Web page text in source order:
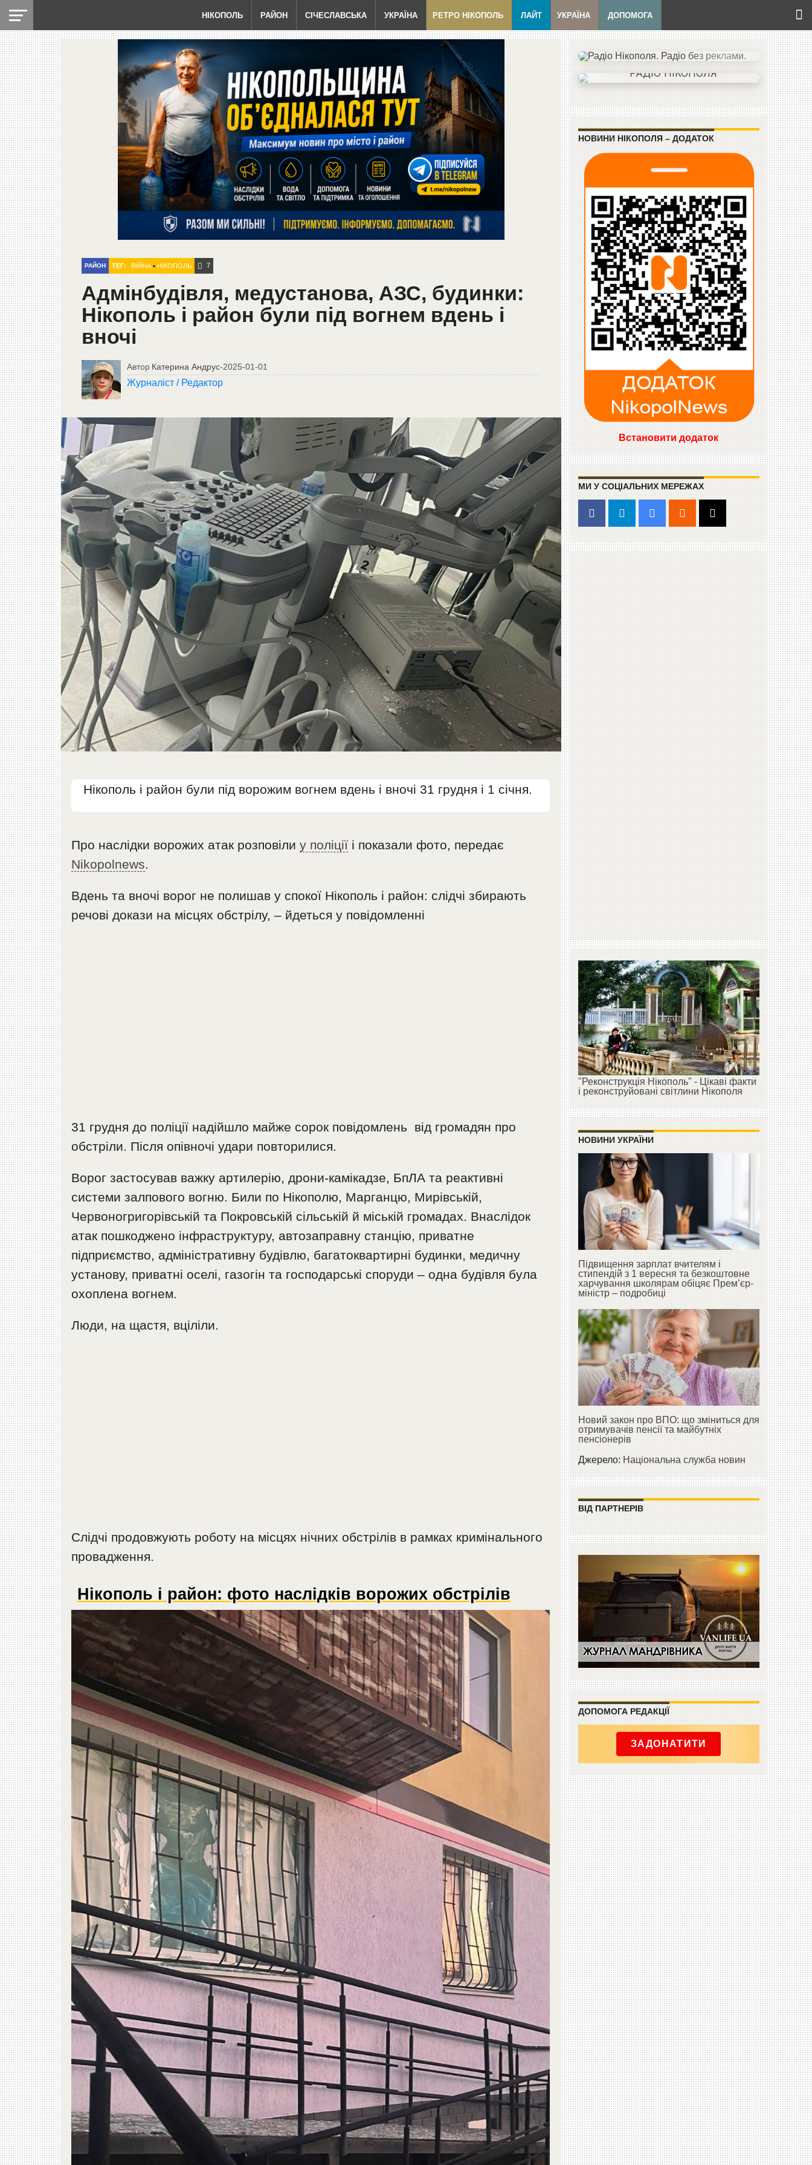
НІКОПОЛЬ РАЙОН СІЧЕСЛАВСЬКА УКРАЇНА РЕТРО НІКОПОЛЬ ЛАЙТ УКРАЇНА ДОПОМОГА
РАЙОН ТЕГ: ВІЙНА• НІКОПОЛЬ 7
Адмінбудівля, медустанова, АЗС, будинки:
Нікополь і район були під вогнем вдень і
вночі
Автор Катерина Андрус-2025-01-01
Журналіст / Редактор
Нікополь і район були під ворожим вогнем вдень і вночі 31 грудня і 1 січня.
Про наслідки ворожих атак розповілиу поліції і показали фото, передає
Nikopolnews.
Вдень та вночі ворог не полишав у спокої Нікополь і район: слідчі збирають
речові докази на місцях обстрілу, – йдеться у повідомленні
31 грудня до поліції надійшло майже сорок повідомлень від громадян про
обстріли. Після опівночі удари повторилися.
Ворог застосував важку артилерію, дрони-камікадзе, БпЛА та реактивні
системи залпового вогню. Били по Нікополю, Марганцю, Мирівській,
Червоногригорівській та Покровській сільській й міській громадах. Внаслідок
атак пошкоджено інфраструктуру, автозаправну станцію, приватне
підприємство, адміністративну будівлю, багатоквартирні будинки, медичну
установу, приватні оселі, газогін та господарські споруди – одна будівля була
охоплена вогнем.
Люди, на щастя, вціліли.
Слідчі продовжують роботу на місцях нічних обстрілів в рамках кримінального
провадження.
Нікополь і район: фото наслідків ворожих обстрілів
НОВИНИ НІКОПОЛЯ – ДОДАТОК
Встановити додаток
МИ У СОЦІАЛЬНИХ МЕРЕЖАХ
"Реконструкція Нікополь" - Цікаві факти
і реконструйовані світлини Нікополя
НОВИНИ УКРАЇНИ
Підвищення зарплат вчителям і
стипендій з 1 вересня та безкоштовне
харчування школярам обіцяє Прем’єр-
міністр – подробиці
Новий закон про ВПО: що зміниться для
отримувачів пенсії та майбутніх
пенсіонерів
Джерело:Національна служба новин
ВІД ПАРТНЕРІВ
ДОПОМОГА РЕДАКЦІЇ
ЗАДОНАТИТИ